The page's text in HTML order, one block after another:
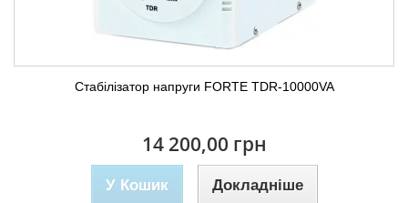
Стабілізатор напруги FORTE TDR-10000VA
14 200,00 грн
У Кошик Докладніше